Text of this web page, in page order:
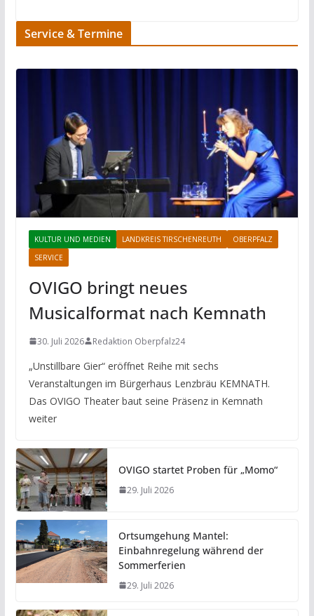
Service & Termine
KULTUR UND MEDIEN LANDKREIS TIRSCHENREUTH
OBERPFALZ
SERVICE
OVIGO bringt neues
Musicalformat nach Kemnath
30. Juli 2026 Redaktion Oberpfalz24
„Unstillbare Gier“ eröffnet Reihe mit sechs
Veranstaltungen im Bürgerhaus Lenzbräu KEMNATH.
Das OVIGO Theater baut seine Präsenz in Kemnath
weiter
OVIGO startet Proben für „Momo“
29. Juli 2026
Ortsumgehung Mantel:
Einbahnregelung während der
Sommerferien
29. Juli 2026